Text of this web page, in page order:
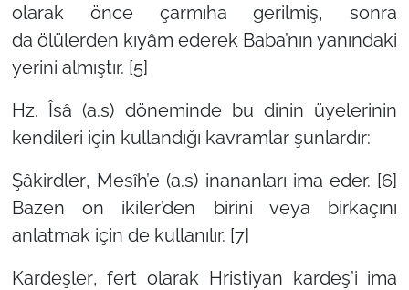
olarak önce çarmıha gerilmiş, sonra
da ölülerden kıyâm ederek Baba’nın yanındaki
yerini almıştır. [5]
Hz. Îsâ (a.s) döneminde bu dinin üyelerinin
kendileri için kullandığı kavramlar şunlardır:
Şâkirdler, Mesîh’e (a.s) inananları ima eder. [6]
Bazenon ikiler’den birini veya birkaçını
anlatmak için de kullanılır. [7]
Kardeşler, fert olarak Hristiyan kardeş’i ima